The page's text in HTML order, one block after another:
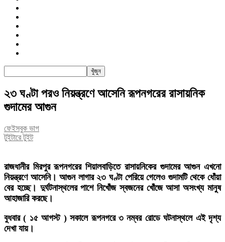
২৩ ঘণ্টা পরও নিয়ন্ত্রণে আসেনি ‎রূপনগরের রাসায়নিক
গুদামের আগুন
ফেইসবুক ভাগ
টুইটারে টুইট
রাজধানীর মিরপুর রূপনগরের শিয়ালবাড়িতে রাসায়নিকের গুদামের আগুন এখনো
নিয়ন্ত্রণে আসেনি। আগুন লাগার ২৩ ঘণ্টা পেরিয়ে গেলেও গুদামটি থেকে ধোঁয়া
বের হচ্ছে। দুর্ঘটনাস্থলের পাশে নিখোঁজ স্বজনের খোঁজে আসা অসংখ্য মানুষ
আহাজারি করছে।
‎বুধবার ( ১৫ আগস্ট ) সকালে রূপনগরে ৩ নম্বর রোডে ঘটনাস্থলে এই দৃশ্য
দেখা যায়।